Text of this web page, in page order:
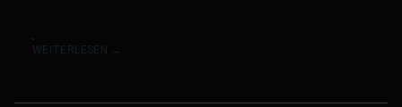
WEITERLESEN →